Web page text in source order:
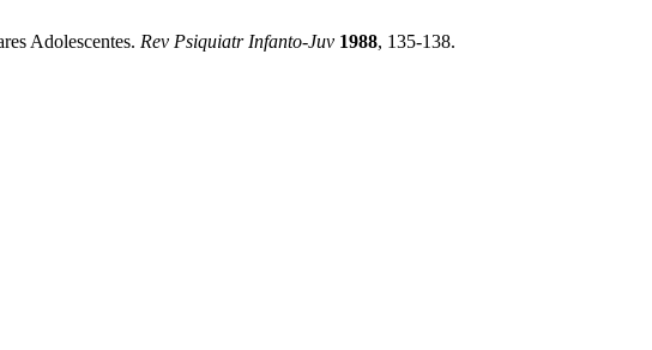
Adolescentes. Rev Psiquiatr Infanto-Juv 1988, 135-138.